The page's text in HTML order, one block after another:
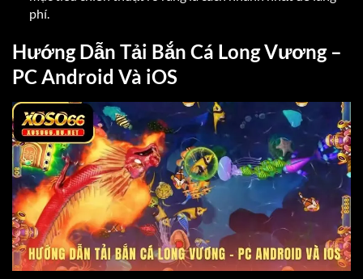
phí.
Hướng Dẫn Tải Bắn Cá Long Vương –
PC Android Và iOS